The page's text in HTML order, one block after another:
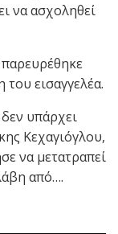
να ασχοληθεί
εισαγγελέα.
υπάρχει
Κεχαγιόγλου,
να μετατραπεί
από….